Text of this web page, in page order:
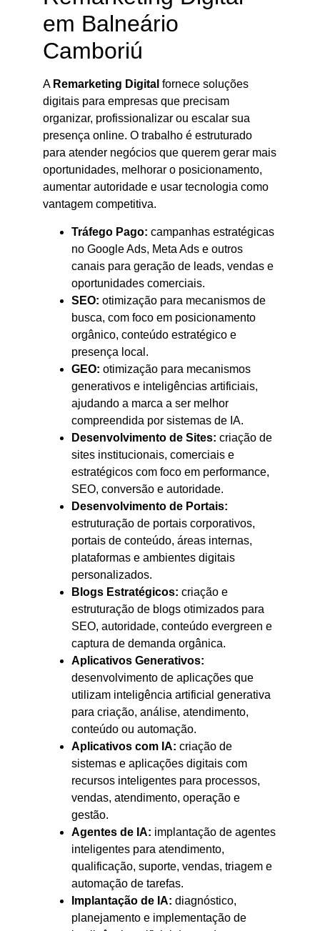
em Balneário
Camboriú
A Remarketing Digital fornece soluções
digitais para empresas que precisam
organizar, profissionalizar ou escalar sua
presença online. O trabalho é estruturado
para atender negócios que querem gerar mais
oportunidades, melhorar o posicionamento,
aumentar autoridade e usar tecnologia como
vantagem competitiva.
Tráfego Pago: campanhas estratégicas
no Google Ads, Meta Ads e outros
canais para geração de leads, vendas e
oportunidades comerciais.
SEO: otimização para mecanismos de
busca, com foco em posicionamento
orgânico, conteúdo estratégico e
presença local.
GEO: otimização para mecanismos
generativos e inteligências artificiais,
ajudando a marca a ser melhor
compreendida por sistemas de IA.
Desenvolvimento de Sites: criação de
sites institucionais, comerciais e
estratégicos com foco em performance,
SEO, conversão e autoridade.
Desenvolvimento de Portais:
estruturação de portais corporativos,
portais de conteúdo, áreas internas,
plataformas e ambientes digitais
personalizados.
Blogs Estratégicos: criação e
estruturação de blogs otimizados para
SEO, autoridade, conteúdo evergreen e
captura de demanda orgânica.
Aplicativos Generativos:
desenvolvimento de aplicações que
utilizam inteligência artificial generativa
para criação, análise, atendimento,
conteúdo ou automação.
Aplicativos com IA: criação de
sistemas e aplicações digitais com
recursos inteligentes para processos,
vendas, atendimento, operação e
gestão.
Agentes de IA: implantação de agentes
inteligentes para atendimento,
qualificação, suporte, vendas, triagem e
automação de tarefas.
Implantação de IA: diagnóstico,
planejamento e implementação de